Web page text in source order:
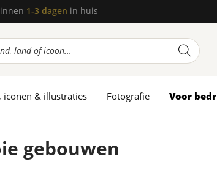
verzendingvanaf 45,-
iconen & illustraties Fotografie Voor
gebouwen